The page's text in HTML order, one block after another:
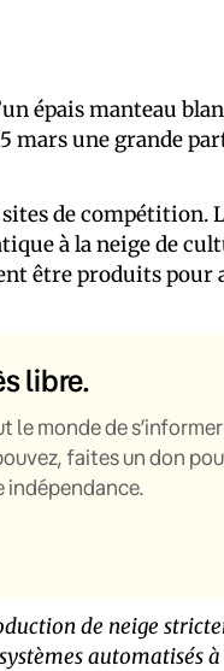
épais manteau
mars une grande
de compétition.
à la neige de
être produits pour
libre.
le monde de
faites un don
indépendance.
de neige
automatisés